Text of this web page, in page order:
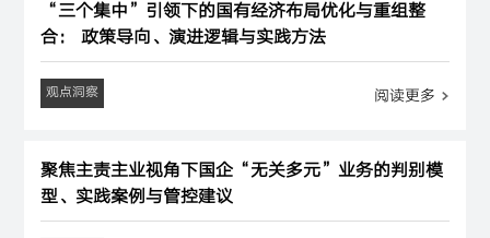
“三个集中”引领下的国有经济布局优化与重组整
合： 政策导向、演进逻辑与实践方法
观点洞察 阅读更多
聚焦主责主业视角下国企“无关多元”业务的判别模
型、实践案例与管控建议